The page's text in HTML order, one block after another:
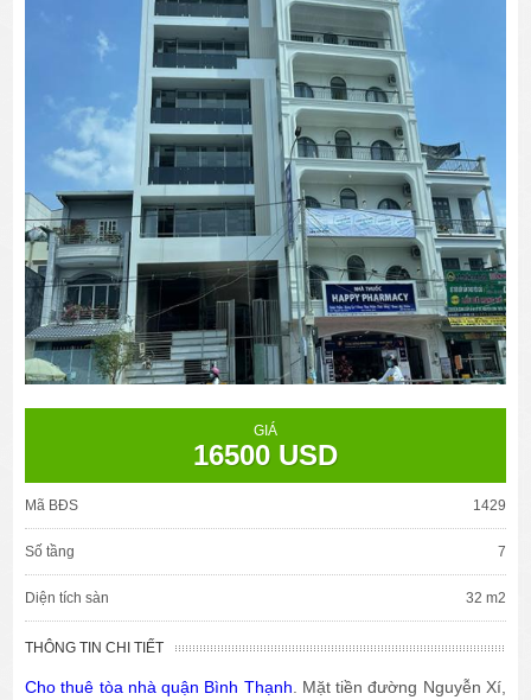
GIÁ
16500 USD
Mã BĐS 1429
Số tầng 7
Diện tích sàn 32 m2
THÔNG TIN CHI TIẾT
Cho thuê tòa nhà quận Bình Thạnh. Mặt tiền đường Nguyễn Xí,